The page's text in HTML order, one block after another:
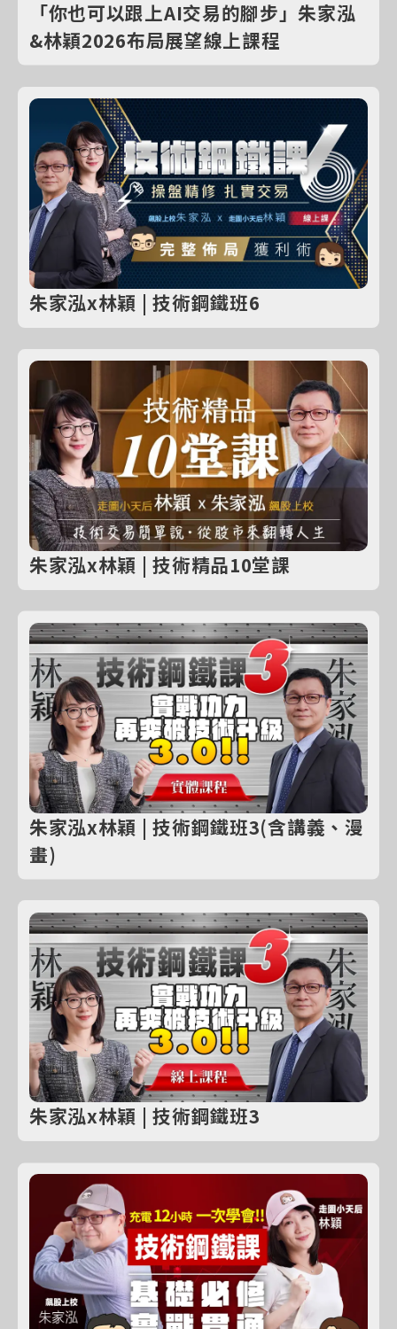
「你也可以跟上AI交易的腳步」朱家泓
&林穎2026布局展望線上課程
朱家泓x林穎 | 技術鋼鐵班6
朱家泓x林穎 | 技術精品10堂課
朱家泓x林穎 | 技術鋼鐵班3(含講義、漫
畫)
朱家泓x林穎 | 技術鋼鐵班3